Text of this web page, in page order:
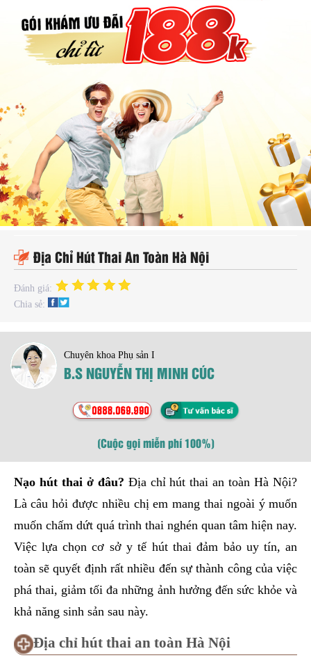
Địa Chỉ Hút Thai An Toàn Hà Nội
Đánh giá:
Chia sẻ:
Chuyên khoa Phụ sản I
B.S NGUYỄN THỊ MINH CÚC
(Cuộc gọi miễn phí 100%)
Nạo hút thai ở đâu? Địa chỉ hút thai an toàn Hà Nội?
Là câu hỏi được nhiều chị em mang thai ngoài ý muốn
muốn chấm dứt quá trình thai nghén quan tâm hiện nay.
Việc lựa chọn cơ sở y tế hút thai đảm bảo uy tín, an
toàn sẽ quyết định rất nhiều đến sự thành công của việc
phá thai, giảm tối đa những ảnh hưởng đến sức khỏe và
khả năng sinh sản sau này.
Địa chỉ hút thai an toàn Hà Nội